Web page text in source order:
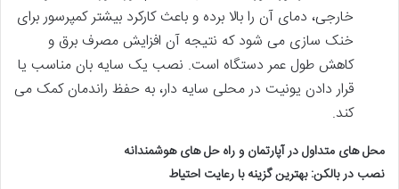
خارجی، دمای آن را بالا برده و باعث کارکرد بیشتر کمپرسور برای
خنک سازی می شود که نتیجه آن افزایش مصرف برق و
کاهش طول عمر دستگاه است. نصب یک سایه بان مناسب یا
قرار دادن یونیت در محلی سایه دار، به حفظ راندمان کمک می
کند.
محل های متداول در آپارتمان و راه حل های هوشمندانه
نصب در بالکن: بهترین گزینه با رعایت احتیاط